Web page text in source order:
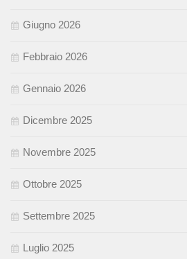
Giugno 2026
Febbraio 2026
Gennaio 2026
Dicembre 2025
Novembre 2025
Ottobre 2025
Settembre 2025
Luglio 2025